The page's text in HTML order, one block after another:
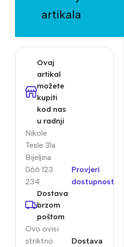
artikala
Ovaj
artikal
možete
kupiti
kod nas
u radnji
Nikole
Tesle 31a
Bijeljina
066 123
234
Provjeri
dostupnost
Dostava
brzom
poštom
Ovo ovisi
striktno
Dostava